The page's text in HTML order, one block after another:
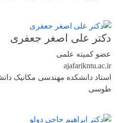
دکتر علی اصغر جعفری
عضو کمیته علمی
ajafarikntu.ac.ir
استاد دانشکده مهندسی مکانیک
طوسی